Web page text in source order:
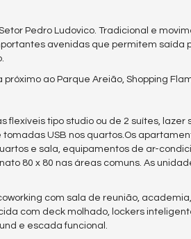
Pedro Ludovico. Tradicional e
avenidas que permitem saída
ao Parque Areião, Shopping
flexíveis tipo studio ou de 2 suítes,
USB nos quartos.Os
e sala, equipamentos de ar-
80 x 80 nas áreas comuns. As
com sala de reunião,
com deck molhado, lockers
e escada funcional.